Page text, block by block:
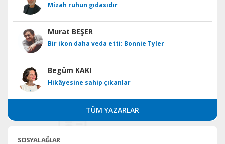
Mizah ruhun gıdasıdır
Murat BEŞER
Bir ikon daha veda etti: Bonnie Tyler
Begüm KAKI
Hikâyesine sahip çıkanlar
TÜM YAZARLAR
SOSYAL AĞLAR